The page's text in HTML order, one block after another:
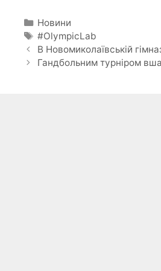
Категорії
Новини
Позначки
#OlympicLab
В Новомиколаївській
Гандбольним турніром